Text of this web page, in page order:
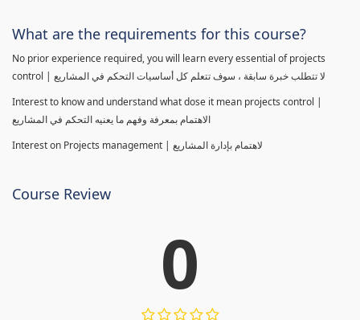
What are the requirements for this course?
No prior experience required, you will learn every essential of projects
control | لا تتطلب خبرة سابقة ، سوف تتعلم كل أساسيات التحكم في المشاريع
Interest to know and understand what dose it mean projects control |
الاهتمام بمعرفة وفهم ما يعنيه التحكم في المشاريع
Interest on Projects management | لاهتمام بإدارة المشاريع
Course Review
0